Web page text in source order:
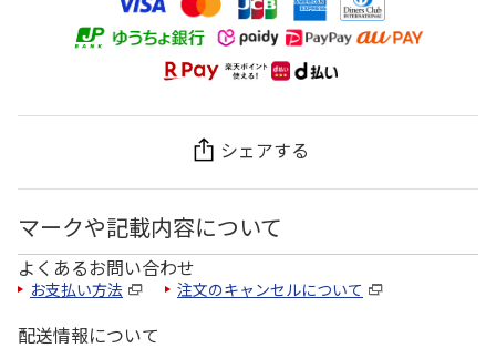
シェアする
マークや記載内容について
よくあるお問い合わせ
お支払い方法 注文のキャンセルについて
配送情報について